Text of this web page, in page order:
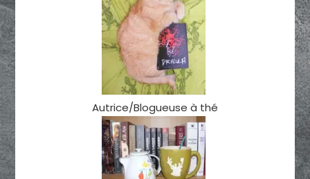
Autrice/Blogueuse à thé